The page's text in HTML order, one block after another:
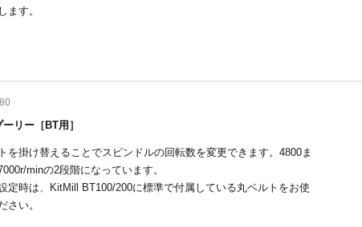
ます。
リー［BT用］
を掛け替えることでスピンドルの回転数を変更できます。4800ま
minの2段階になっています。
定時は、KitMill BT100/200に標準で付属している丸ベルトをお使
さい。